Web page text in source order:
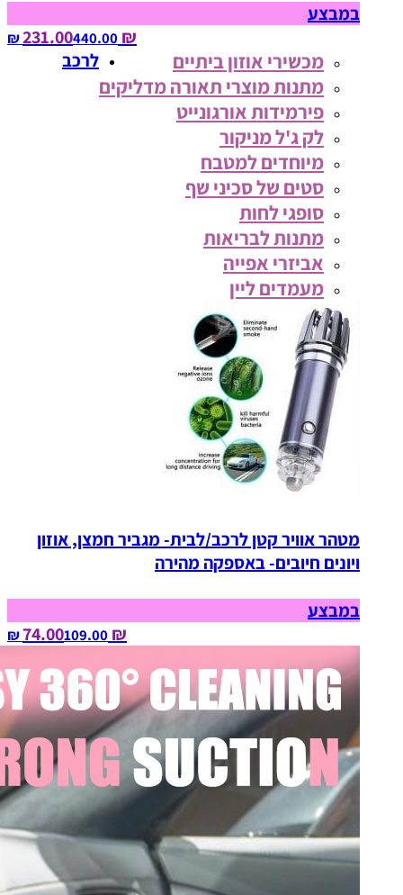
במבצע
₪ 231.00
440.00‏ ₪
מכשירי אוזון ביתיים
מתנות מוצרי תאורה מדליקים
פירמידות אורגונייט
לק ג'ל מניקור
מיוחדים למטבח
סטים של סכיני שף
סופגי לחות
מתנות לבריאות
אביזרי אפייה
מעמדים ליין
לרכב
מטהר אוויר קטן לרכב/לבית- מגביר חמצן, אוזון
ויונים חיובים- באספקה מהירה
במבצע
₪ 74.00
109.00‏ ₪